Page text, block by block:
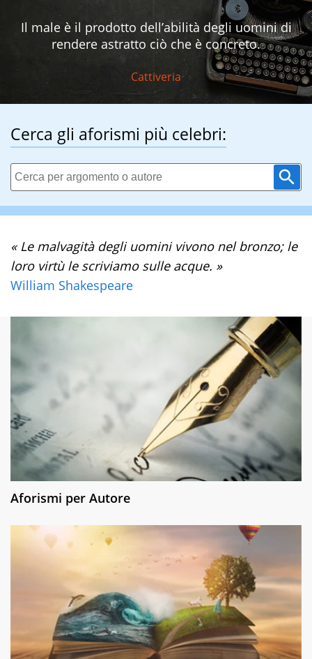
Il male è il prodotto dell’abilità degli uomini di
rendere astratto ciò che è concreto.
Cattiveria
Cerca gli aforismi più celebri:
« Le malvagità degli uomini vivono nel bronzo; le
loro virtù le scriviamo sulle acque. »
William Shakespeare
Aforismi per Autore